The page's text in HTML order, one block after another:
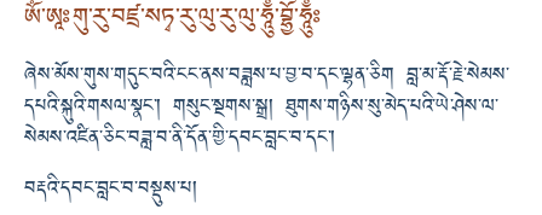
ཨོཾ་ཨཱཿགུ་རུ་བཛྲ་སཏྭ་རུ་ལུ་རུ་ལུ་ཧཱུྃ་བྷྱོ་ཧཱུྃཿ
ཞེས་མོས་གུས་གདུང་བའི་ངང་ནས་བཟླས་པ་བྱ་བ་དང་ལྷན་ཅིག བླ་མ་རྡོ་རྗེ་སེམས་
དཔའི་སྐུའི་གསལ་སྣང་། གསུང་སྔགས་སྒྲ། ཐུགས་གཉིས་སུ་མེད་པའི་ཡེ་ཤེས་ལ་
སེམས་འཛིན་ཅིང་བཟླ་བ་ནི་དོན་གྱི་དབང་བླང་བ་དང་།
བརྡའི་དབང་བླང་བ་བསྡུས་པ།